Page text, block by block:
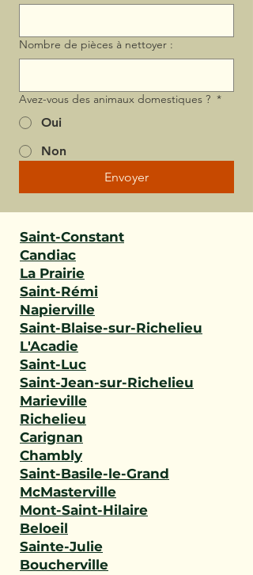
Nombre de pièces à nettoyer :
Avez-vous des animaux domestiques ? *
Oui
Non
Envoyer
Saint-Constant
Candiac
La Prairie
Saint-Rémi
Napierville
Saint-Blaise-sur-Richelieu
L'Acadie
Saint-Luc
Saint-Jean-sur-Richelieu
Marieville
Richelieu
Carignan
Chambly
Saint-Basile-le-Grand
McMasterville
Mont-Saint-Hilaire
Beloeil
Sainte-Julie
Boucherville